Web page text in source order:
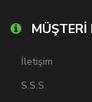
MÜŞTERİ
İletişim
S.S.S.